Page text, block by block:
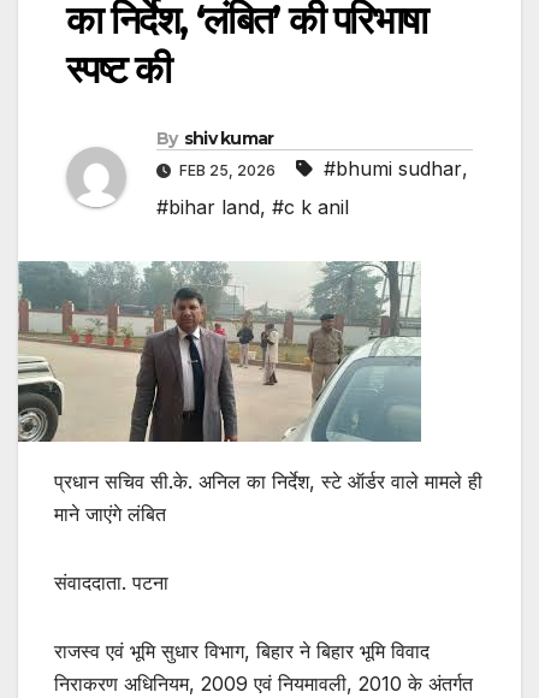
का निर्देश, ‘लंबित’ की परिभाषा
स्पष्ट की
By shiv kumar
FEB 25, 2026 #bhumi sudhar,
#bihar land, #c k anil
प्रधान सचिव सी.के. अनिल का निर्देश, स्टे ऑर्डर वाले मामले ही
माने जाएंगे लंबित
संवाददाता. पटना
राजस्व एवं भूमि सुधार विभाग, बिहार ने बिहार भूमि विवाद
निराकरण अधिनियम, 2009 एवं नियमावली, 2010 के अंतर्गत